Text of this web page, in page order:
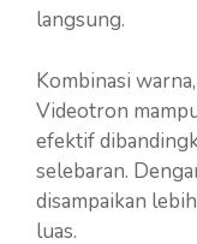
langsung.
Kombinasi
Videotron
efektif
selebaran.
disampaikan
luas.